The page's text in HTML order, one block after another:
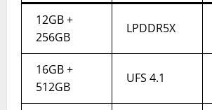
12GB +
256GB
LPDDR5X
16GB +
512GB
UFS 4.1